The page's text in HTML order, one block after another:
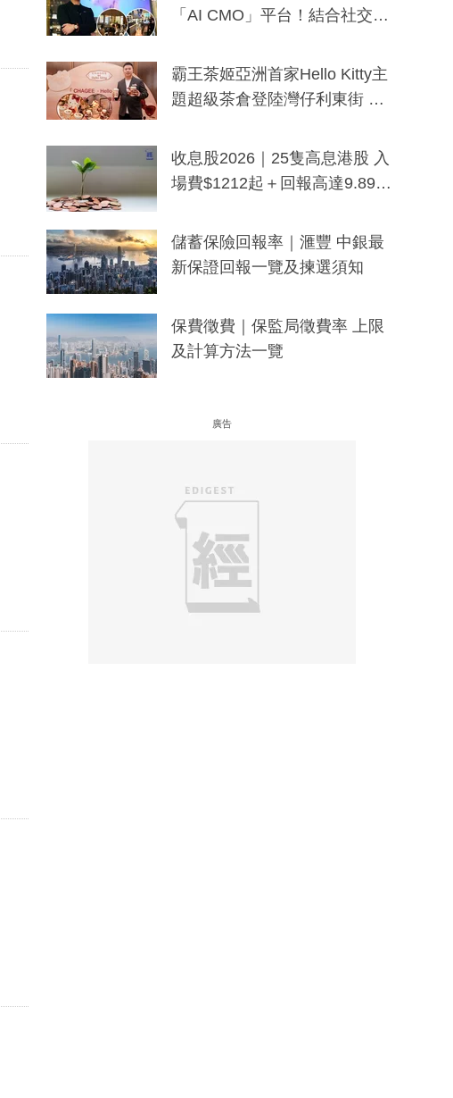
「AI CMO」平台！結合社交聆
分鐘生成「貼地」宣傳短片
霸王茶姬亞洲首家Hello Kitty主
題超級茶倉登陸灣仔利東街 推
y及香港限定特調系列
收息股2026｜25隻高息港股 入
場費$1212起＋回報高達9.89
儲蓄保險回報率｜滙豐 中銀最
新保證回報一覽及揀選須知
保費徵費｜保監局徵費率 上限
及計算方法一覽
廣告